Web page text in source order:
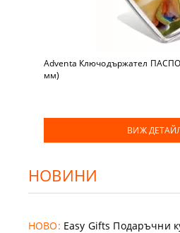
Adventa Ключодържател
мм)
ВИЖ
НОВИНИ
НОВО: Easy Gifts Подаръчни